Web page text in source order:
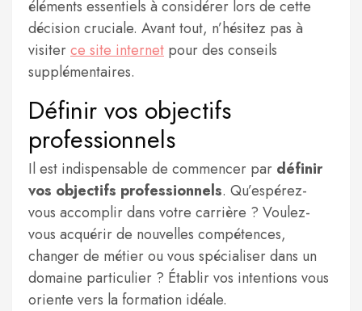
éléments essentiels à considérer lors de cette
décision cruciale. Avant tout, n’hésitez pas à
visiterce site internet pour des conseils
supplémentaires.
Définir vos objectifs
professionnels
Il est indispensable de commencer par définir
vos objectifs professionnels. Qu’espérez-
vous accomplir dans votre carrière ? Voulez-
vous acquérir de nouvelles compétences,
changer de métier ou vous spécialiser dans un
domaine particulier ? Établir vos intentions vous
oriente vers la formation idéale.